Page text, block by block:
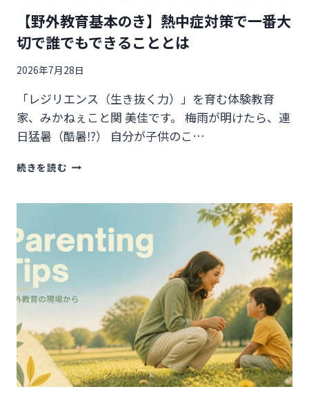
う
し
て？」
に
【野外教育基本のき】熱中症対策で一番大
切で誰でもできることとは
2026年7月28日
「レジリエンス（生き抜く力）」を育む体験教育
家、みかねぇこと関 美佳です。 梅雨が明けたら、連
日猛暑（酷暑⁉） 自分が子供のこ…
続きを読む 【野
育
本
の
き】
熱
中
策
で
一
番